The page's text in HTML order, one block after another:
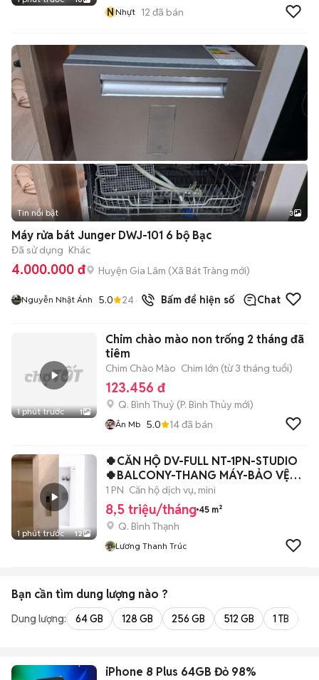
NNhựt 12 đã bán
Tin nổi bật 3
Máy rửa bát Junger DWJ-101 6 bộ Bạc
Đã sử dụng Khác
4.000.000 đ Huyện Gia Lâm (Xã Bát Tràng mới)
Nguyễn Nhật Ánh 5.0 24đã bánBấm để hiện số Chat
1 phút trước 1
Chim chào mào non trống 2 tháng đã
tiêm
Chim Chào Mào Chim lớn (từ 3 tháng tuổi)
123.456 đ
Q. Bình Thuỷ (P. Bình Thủy mới)
Ân Mb 5.0 14đã bán
1 phút trước 12
🍀CĂN HỘ DV-FULL NT-1PN-STUDIO
🍀BALCONY-THANG MÁY-BẢO VỆ🌷
CHU VĂN AN⚡️
1 PN Căn hộ dịch vụ, mini
8,5 triệu/tháng 45 m²
Q. Bình Thạnh
Lương Thanh Trúc
Bạn cần tìm dung lượng nào ?
Dung lượng: 64 GB 128 GB 256 GB 512 GB 1 TB
iPhone 8 Plus 64GB Đỏ 98%